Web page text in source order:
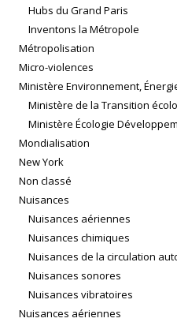
Hubs du Grand Paris
Inventons la Métropole
Métropolisation
Micro-violences
Ministère Environnement,
Ministère de la Transition
Ministère Écologie
Mondialisation
New York
Non classé
Nuisances
Nuisances aériennes
Nuisances chimiques
Nuisances de la circulation
Nuisances sonores
Nuisances vibratoires
Nuisances aériennes